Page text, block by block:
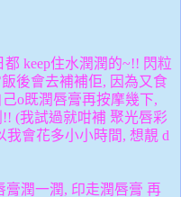
keep住水潤潤的~!! 閃粒
後會去補補佢, 因為又食
o既潤唇膏再按摩幾下,
!! (我試過就咁補 聚光唇彩
我會花多小小時間, 想靚 d
潤一潤, 印走潤唇膏 再